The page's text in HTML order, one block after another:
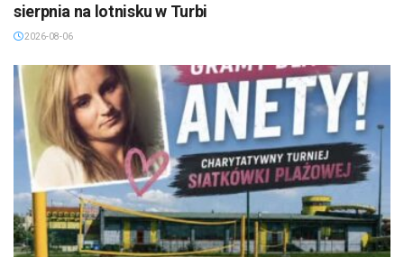
sierpnia na lotnisku w Turbi
2026-08-06